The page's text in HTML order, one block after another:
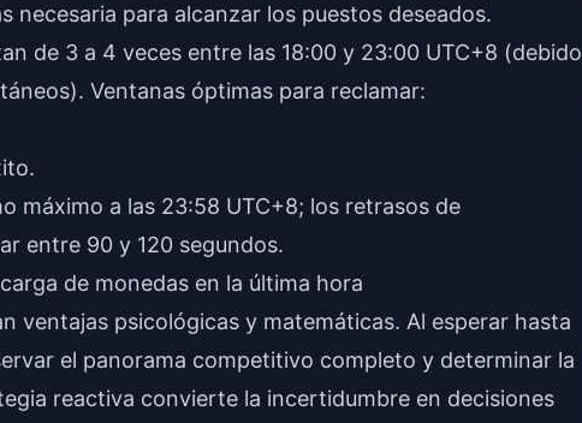
necesaria para alcanzar los puestos deseados.
de 3 a 4 veces entre las 18:00 y 23:00 UTC+8 (debido
Ventanas óptimas para reclamar:
máximo a las 23:58 UTC+8; los retrasos de
entre 90 y 120 segundos.
de monedas en la última hora
ventajas psicológicas y matemáticas. Al esperar hasta
el panorama competitivo completo y determinar la
reactiva convierte la incertidumbre en decisiones